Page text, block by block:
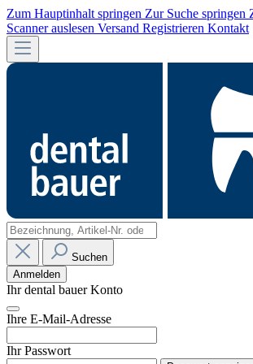
Zum Hauptinhalt springen Zur Suche springen
Scanner auslesen Versand Registrieren Kontakt
Suchen
Anmelden
Ihr dental bauer Konto
Ihre E-Mail-Adresse
Ihr Passwort